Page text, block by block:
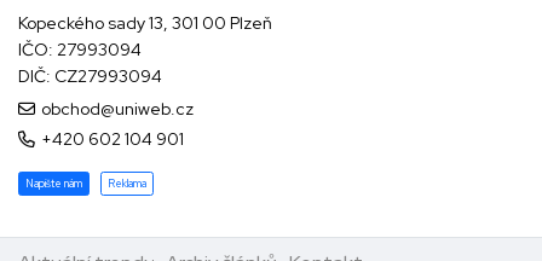
Kopeckého sady 13, 301 00 Plzeň
IČO: 27993094
DIČ: CZ27993094
obchod@uniweb.cz
+420 602 104 901
Napište nám Reklama